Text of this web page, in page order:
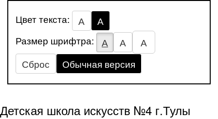
Цвет текста: А
А
Размер шрифтра:
А А
А
Сброс
Обычная версия
Детская школа искусств №4 г.Тулы